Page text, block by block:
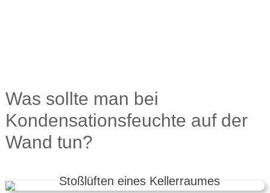
Was sollte man bei
Kondensationsfeuchte auf der
Wand tun?